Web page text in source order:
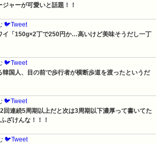
ャーが可愛いと話題！！
🐦Tweet
イ「150g×2丁で250円か…高いけど美味そうだし一丁
🐦Tweet
国人、目の前で歩行者が横断歩道を渡ったというだ
🐦Tweet
回連続5周期以上だと次は3周期以下濃厚って書いてた
ざけんな！！！
🐦Tweet